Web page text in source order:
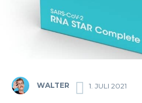
WALTER 1. JULI 2021